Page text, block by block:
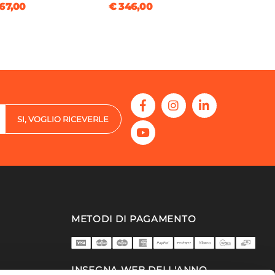
€ 346,00
SI, VOGLIO RICEVERLE
METODI DI PAGAMENTO
INSEGNA WEB DELL'ANNO